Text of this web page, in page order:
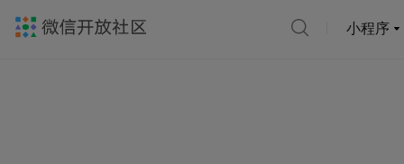
小程序